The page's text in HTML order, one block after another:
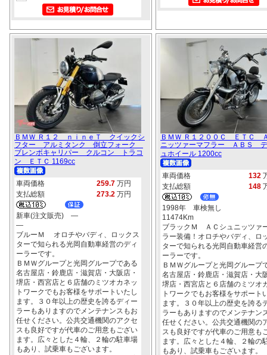
ＢＭＷ Ｒ１２ ｎｉｎｅＴ クイックシ
フター アルミタンク 倒立フォーク
ブレンボキャリパー クルコン トラコ
ン ＥＴＣ 1169cc
車両価格 259.7 万円
支払総額
273.2 万円
新車(注文販売) ―
―
ブルーＭ オロチやバディ、ロックス
ターで知られる光岡自動車経営のディ
ーラーです。
ＢＭＷグループと光岡グループである
名古屋店・鈴鹿店・滋賀店・大阪店・
堺店・西宮店と６店舗のミツオカネッ
トワークでもお客様をサポートいたし
ます。３０年以上の歴史を誇るディー
ラーもありますのでメンテナンスもお
任せください。公共交通機関のアクセ
スも良好ですが代車のご用意もござい
ます。広々とした４輪、２輪の駐車場
もあり、試乗車もございます。
ＢＭＷ Ｒ１２００Ｃ ＥＴＣ
ニッツァーマフラー ＡＢＳ
ュホイール 1200cc
車両価格 132
支払総額
148
1998年 車検無し
11474Km
ブラックＭ ＡＣシュニッツァ
ラー装備！オロチやバディ、ロ
ターで知られる光岡自動車経営
ーラーです。
ＢＭＷグループと光岡グループ
名古屋店・鈴鹿店・滋賀店・大
堺店・西宮店と６店舗のミツオ
トワークでもお客様をサポート
ます。３０年以上の歴史を誇る
ラーもありますのでメンテナン
任せください。公共交通機関の
スも良好ですが代車のご用意も
ます。広々とした４輪、２輪の
もあり、試乗車もございます。